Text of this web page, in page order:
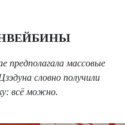
предполагала массовые
словно получили
всё можно.